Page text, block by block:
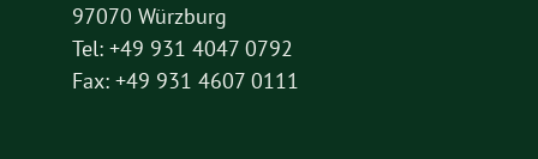
97070 Würzburg
Tel: +49 931 4047 0792
Fax: +49 931 4607 0111